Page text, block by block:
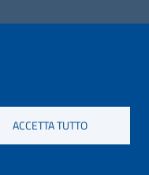
ACCETTA TUTTO